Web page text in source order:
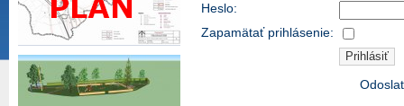
Heslo:
Zapamätať prihlásenie: